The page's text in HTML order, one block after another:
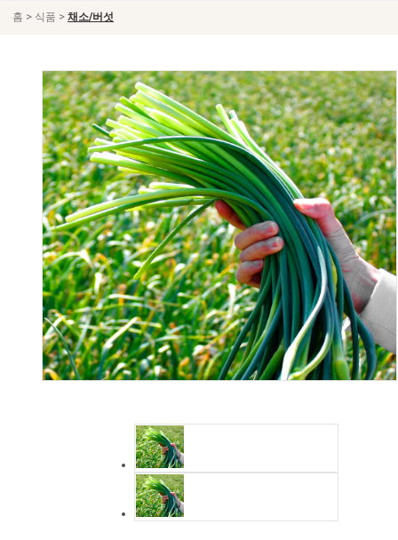
홈 > 식품 > 채소/버섯